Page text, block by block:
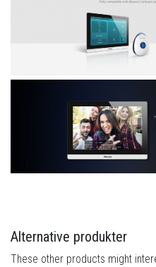
Alternative produkter
These other products might